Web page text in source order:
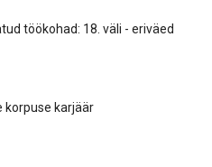
töökohad: 18. väli - eriväed
korpuse karjäär